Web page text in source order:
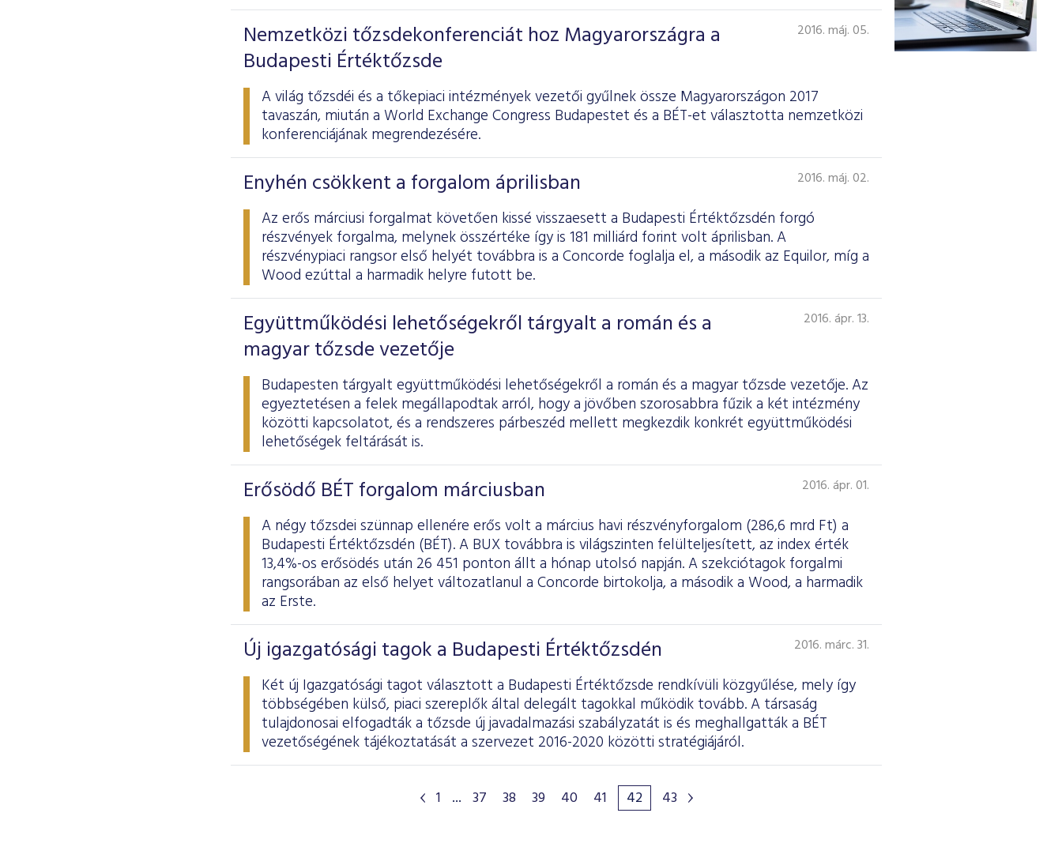
Nemzetközi tőzsdekonferenciát hoz Magyarországra a
Budapesti Értéktőzsde
2016. máj. 05.
A világ tőzsdéi és a tőkepiaci intézmények vezetői gyűlnek össze Magyarországon 2017
tavaszán, miután a World Exchange Congress Budapestet és a BÉT-et választotta nemzetközi
konferenciájának megrendezésére.
Enyhén csökkent a forgalom áprilisban 2016. máj. 02.
Az erős márciusi forgalmat követően kissé visszaesett a Budapesti Értéktőzsdén forgó
részvények forgalma, melynek összértéke így is 181 milliárd forint volt áprilisban. A
részvénypiaci rangsor első helyét továbbra is a Concorde foglalja el, a második az Equilor, míg a
Wood ezúttal a harmadik helyre futott be.
Együttműködési lehetőségekről tárgyalt a román és a
magyar tőzsde vezetője
2016. ápr. 13.
Budapesten tárgyalt együttműködési lehetőségekről a román és a magyar tőzsde vezetője. Az
egyeztetésen a felek megállapodtak arról, hogy a jövőben szorosabbra fűzik a két intézmény
közötti kapcsolatot, és a rendszeres párbeszéd mellett megkezdik konkrét együttműködési
lehetőségek feltárását is.
Erősödő BÉT forgalom márciusban 2016. ápr. 01.
A négy tőzsdei szünnap ellenére erős volt a március havi részvényforgalom (286,6 mrd Ft) a
Budapesti Értéktőzsdén (BÉT). A BUX továbbra is világszinten felülteljesített, az index érték
13,4%-os erősödés után 26 451 ponton állt a hónap utolsó napján. A szekciótagok forgalmi
rangsorában az első helyet változatlanul a Concorde birtokolja, a második a Wood, a harmadik
az Erste.
Új igazgatósági tagok a Budapesti Értéktőzsdén 2016. márc. 31.
Két új Igazgatósági tagot választott a Budapesti Értéktőzsde rendkívüli közgyűlése, mely így
többségében külső, piaci szereplők által delegált tagokkal működik tovább. A társaság
tulajdonosai elfogadták a tőzsde új javadalmazási szabályzatát is és meghallgatták a BÉT
vezetőségének tájékoztatását a szervezet 2016-2020 közötti stratégiájáról.
1 ... 37 38 39 40 41 42 43